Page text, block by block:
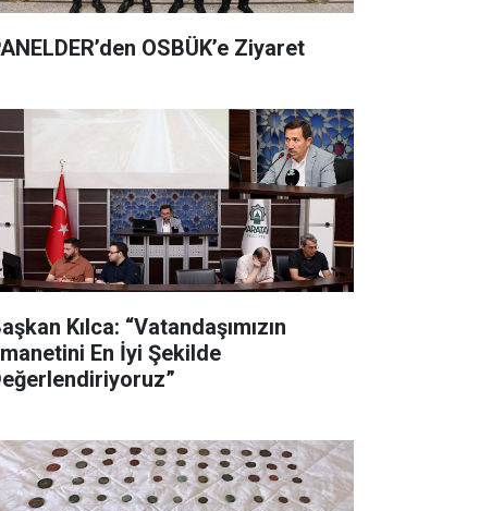
OSBÜK’e Ziyaret
Kılca: “Vatandaşımızın
En İyi Şekilde